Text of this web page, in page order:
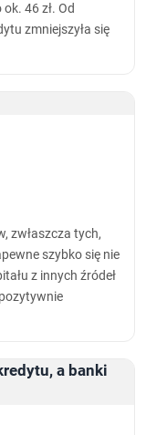
46 zł. Od
zmniejszyła się
zwłaszcza tych,
szybko się nie
z innych źródeł